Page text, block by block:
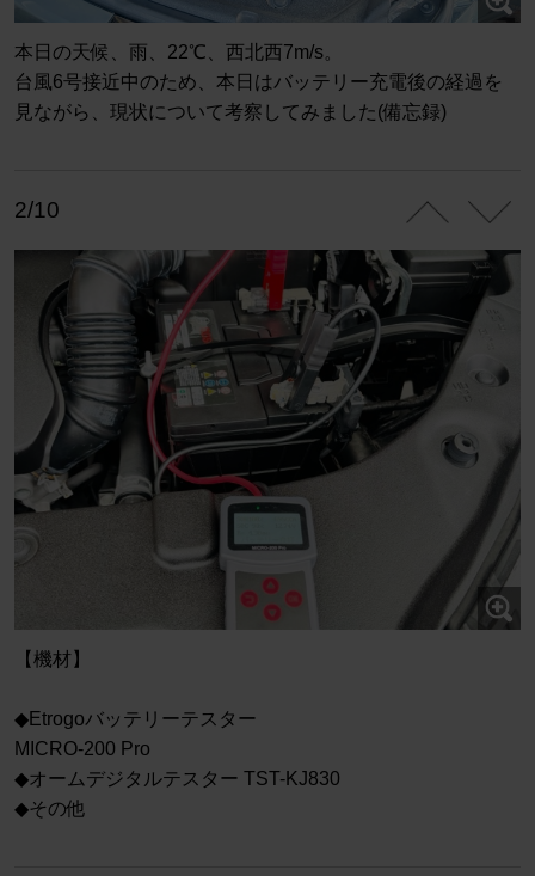
本日の天候、雨、22℃、西北西7m/s。
台風6号接近中のため、本日はバッテリー充電後の経過を
見ながら、現状について考察してみました(備忘録)
2/10
【機材】
◆Etrogoバッテリーテスター
MICRO-200 Pro
◆オームデジタルテスター TST-KJ830
◆その他